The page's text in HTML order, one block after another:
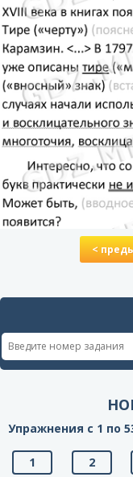
<
Упражнения с 1 по
1 2